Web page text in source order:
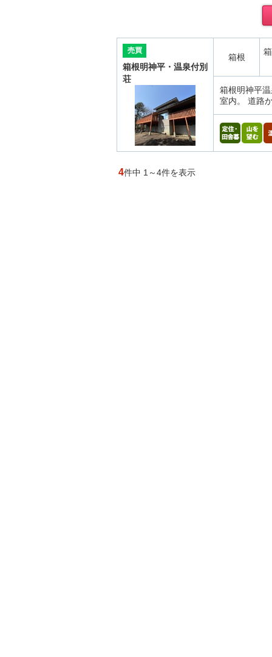
売買
箱根明神平・温泉付別
荘
箱根
箱根明神平
室内。 道路
4件中 1～4件を表示